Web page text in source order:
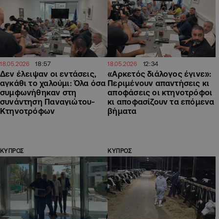
18.05.2026 18:57
Δεν έλειψαν οι εντάσεις,
αγκάθι το χαλούμι: Όλα όσα
συμφωνήθηκαν στη
συνάντηση Παναγιώτου-
Κτηνοτρόφων
18.05.2026 12:34
«Αρκετός διάλογος έγινε»:
Περιμένουν απαντήσεις κι
αποφάσεις οι κτηνοτρόφοι
κι αποφασίζουν τα επόμενα
βήματα
ΚΥΠΡΟΣ ΚΥΠΡΟΣ